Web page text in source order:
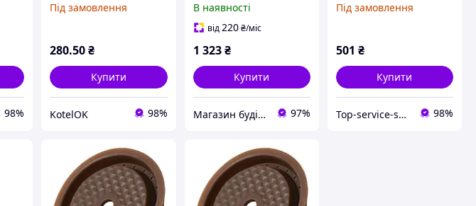
98%
Nespresso Vertuo Next,
Під замовлення
280.50₴
Купити
KotelOK 98%
запасна, оригінальна
В наявності
від220 ₴/міс
1 323 ₴
Купити
Магазин будівельних матеріалів "БУДУЄМО РАЗОМ" 97%
6032111700
Під замовлення
501 ₴
Купити
Top-service-shop 98%